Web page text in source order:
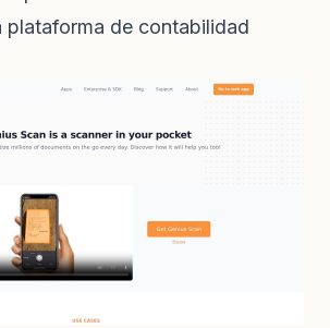
plataforma de contabilidad